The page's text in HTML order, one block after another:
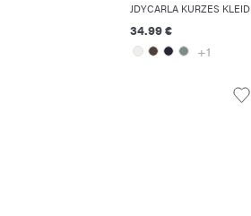
JDYCARLA KURZES KLEID
34.99 €
+1